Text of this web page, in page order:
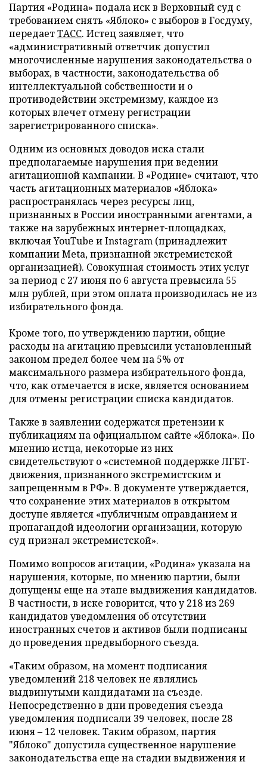
Партия «Родина» подала иск в Верховный суд с
требованием снять «Яблоко» с выборов в Госдуму,
передаетТАСС. Истец заявляет, что
«административный ответчик допустил
многочисленные нарушения законодательства о
выборах, в частности, законодательства об
интеллектуальной собственности и о
противодействии экстремизму, каждое из
которых влечет отмену регистрации
зарегистрированного списка».
Одним из основных доводов иска стали
предполагаемые нарушения при ведении
агитационной кампании. В «Родине» считают, что
часть агитационных материалов «Яблока»
распространялась через ресурсы лиц,
признанных в России иностранными агентами, а
также на зарубежных интернет-площадках,
включая YouTube и Instagram (принадлежит
компании Meta, признанной экстремистской
организацией). Совокупная стоимость этих услуг
за период с 27 июня по 6 августа превысила 55
млн рублей, при этом оплата производилась не из
избирательного фонда.
Кроме того, по утверждению партии, общие
расходы на агитацию превысили установленный
законом предел более чем на 5% от
максимального размера избирательного фонда,
что, как отмечается в иске, является основанием
для отмены регистрации списка кандидатов.
Также в заявлении содержатся претензии к
публикациям на официальном сайте «Яблока». По
мнению истца, некоторые из них
свидетельствуют о «системной поддержке ЛГБТ-
движения, признанного экстремистским и
запрещенным в РФ». В документе утверждается,
что сохранение этих материалов в открытом
доступе является «публичным оправданием и
пропагандой идеологии организации, которую
суд признал экстремистской».
Помимо вопросов агитации, «Родина» указала на
нарушения, которые, по мнению партии, были
допущены еще на этапе выдвижения кандидатов.
В частности, в иске говорится, что у 218 из 269
кандидатов уведомления об отсутствии
иностранных счетов и активов были подписаны
до проведения предвыборного съезда.
«Таким образом, на момент подписания
уведомлений 218 человек не являлись
выдвинутыми кандидатами на съезде.
Непосредственно в дни проведения съезда
уведомления подписали 39 человек, после 28
июня – 12 человек. Таким образом, партия
"Яблоко" допустила существенное нарушение
законодательства еще на стадии выдвижения и